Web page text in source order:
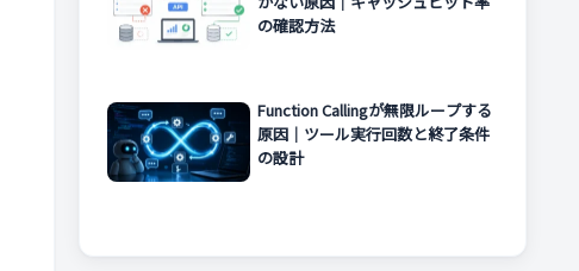
の確認方法
Function Callingが無限ループする
原因｜ツール実行回数と終了条件
の設計